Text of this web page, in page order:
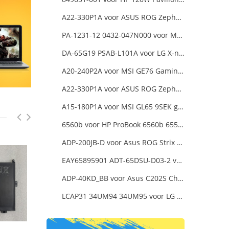
A22-330P1A voor ASUS ROG Zephyrus Duo 16 2023 GX650PY
PA-1231-12 0432-047N000 voor MSI 1762 GT70 16F3 16F4
DA-65G19 PSAB-L101A voor LG X-note C500 R410
A20-240P2A voor MSI GE76 Gaming Laptop
A22-330P1A voor ASUS ROG Zephyrus Duo 16 2023 GX650PY
A15-180P1A voor MSI GL65 9SEK gaming laptop
6560b voor HP ProBook 6560b 6555b 6550b 90W Smart AC Power Adapter Laptop
ADP-200JB-D voor Asus ROG Strix G17 G713IE G713IE-HX002W
EAY65895901 ADT-65DSU-D03-2 voor LG gram 15Z90P-K.ARB6U1 16T90P, LG gram 15Z90Q 16Z90Q 17Z90Q16Z95PD Series
ADP-40KD_BB voor Asus C202S Chromebook
LCAP31 34UM94 34UM95 voor LG 34-Inch Ultra Wide QHD Monitor LED